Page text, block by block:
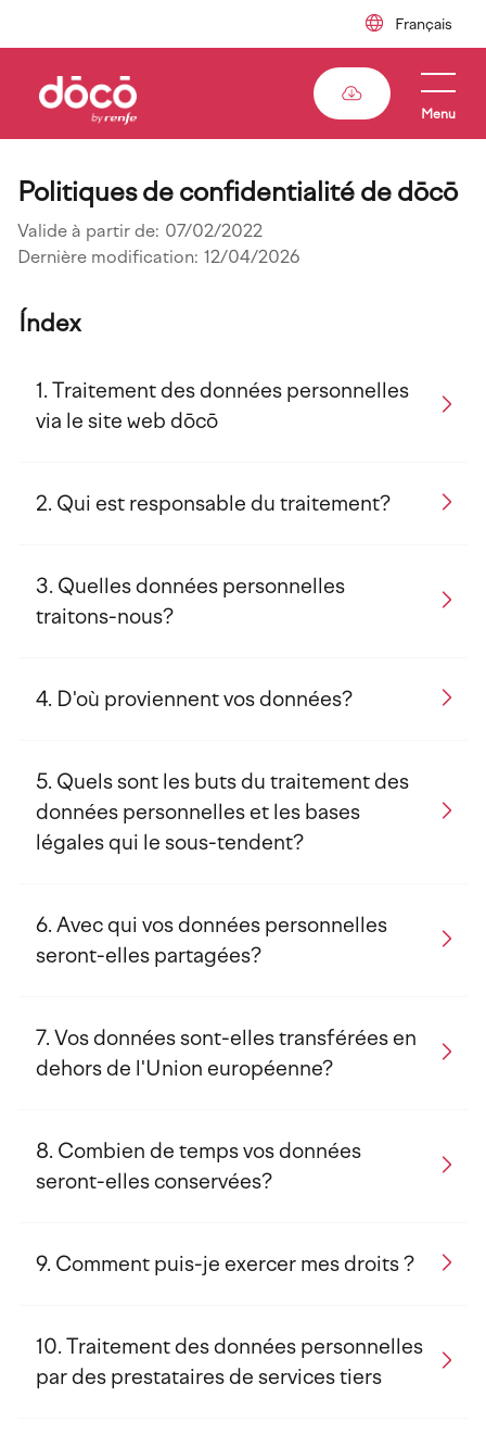
content
Menu
Politiques de confidentialité de dōcō
Valide à partir de: 07/02/2022
Dernière modification: 12/04/2026
Índex
Traitement des données personnelles
via le site web dōcō
Qui est responsable du traitement?
Quelles données personnelles
traitons-nous?
D'où proviennent vos données?
Quels sont les buts du traitement des
données personnelles et les bases
légales qui le sous-tendent?
Avec qui vos données personnelles
seront-elles partagées?
Vos données sont-elles transférées en
dehors de l'Union européenne?
Combien de temps vos données
seront-elles conservées?
Comment puis-je exercer mes droits ?
Traitement des données personnelles
par des prestataires de services tiers